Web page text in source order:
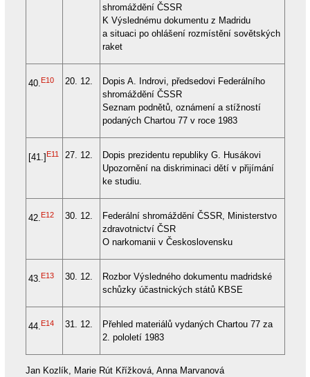
shromáždění ČSSR
K Výslednému dokumentu z Madridu
a situaci po ohlášení rozmístění sovětských
raket
40.E10 20. 12.
Dopis A. Indrovi, předsedovi Federálního
shromáždění ČSSR
Seznam podnětů, oznámení a stížností
podaných Chartou 77 v roce 1983
[41.] E11 27. 12.
Dopis prezidentu republiky G. Husákovi
Upozornění na diskriminaci dětí v přijímání
ke studiu.
42.E12 30. 12.
Federální shromáždění ČSSR, Ministerstvo
zdravotnictví ČSR
O narkomanii v Československu
43.E13 30. 12.
Rozbor Výsledného dokumentu madridské
schůzky účastnických států KBSE
44.E14 31. 12.
Přehled materiálů vydaných Chartou 77 za
2. pololetí 1983
Jan Kozlík, Marie Rút Křížková, Anna Marvanová